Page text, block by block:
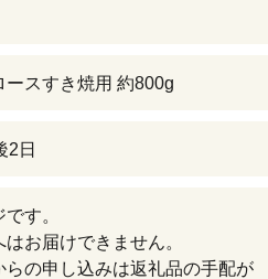
スすき焼用 約800g
2日
す。
お届けできません。
の申し込みは返礼品の手配が